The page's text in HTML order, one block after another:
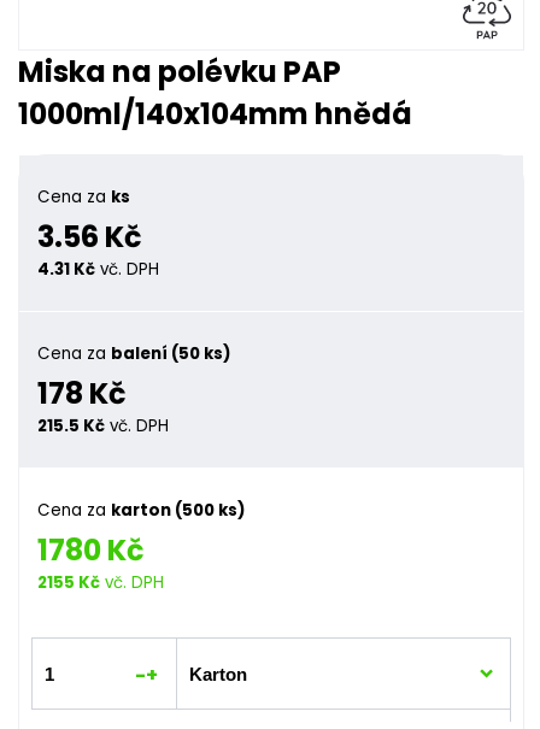
Miska na polévku PAP
1000ml/140x104mm hnědá
Cena za ks
3.56 Kč
4.31 Kč vč. DPH
Cena za balení (50 ks)
178 Kč
215.5 Kč vč. DPH
Cena za karton (500 ks)
1780 Kč
2155 Kč vč. DPH
-+